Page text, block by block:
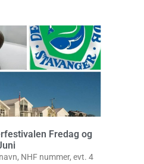
Fredag og
NHF nummer, evt. 4